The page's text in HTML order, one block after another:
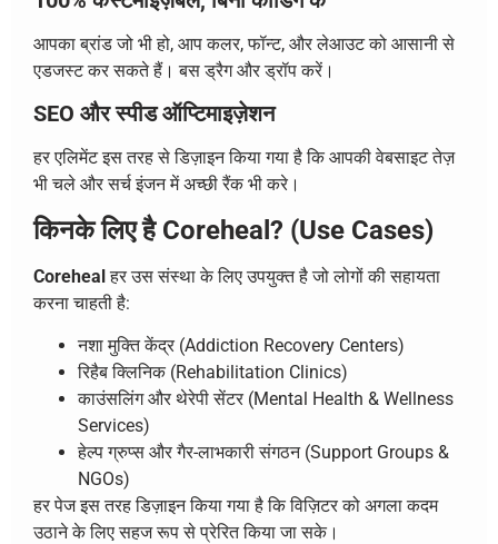
आपका ब्रांड जो भी हो, आप कलर, फॉन्ट, और लेआउट को आसानी से
एडजस्ट कर सकते हैं। बस ड्रैग और ड्रॉप करें।
SEO और स्पीड ऑप्टिमाइज़ेशन
हर एलिमेंट इस तरह से डिज़ाइन किया गया है कि आपकी वेबसाइट तेज़
भी चले और सर्च इंजन में अच्छी रैंक भी करे।
किनके लिए है Coreheal? (Use Cases)
Corehealहर उस संस्था के लिए उपयुक्त है जो लोगों की सहायता
करना चाहती है:
नशा मुक्ति केंद्र (Addiction Recovery Centers)
रिहैब क्लिनिक (Rehabilitation Clinics)
काउंसलिंग और थेरेपी सेंटर (Mental Health & Wellness
Services)
हेल्प ग्रुप्स और गैर-लाभकारी संगठन (Support Groups &
NGOs)
हर पेज इस तरह डिज़ाइन किया गया है कि विज़िटर को अगला कदम
उठाने के लिए सहज रूप से प्रेरित किया जा सके।